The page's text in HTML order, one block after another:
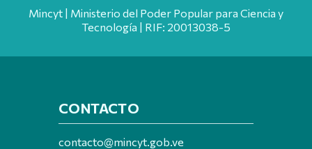
Mincyt | Ministerio del Poder Popular para Ciencia y
Tecnología | RIF: 20013038-5
CONTACTO
contacto@mincyt.gob.ve